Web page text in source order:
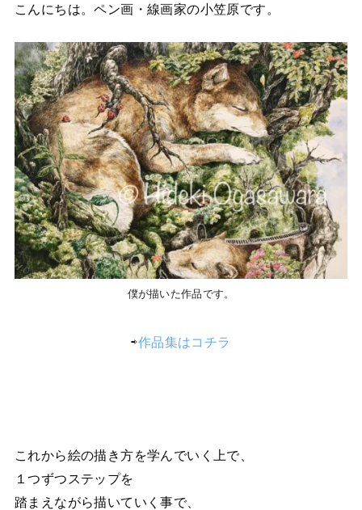
こんにちは。ペン画・線画家の小笠原です。
僕が描いた作品です。
⇨作品集はコチラ
これから絵の描き方を学んでいく上で、
１つずつステップを
踏まえながら描いていく事で、